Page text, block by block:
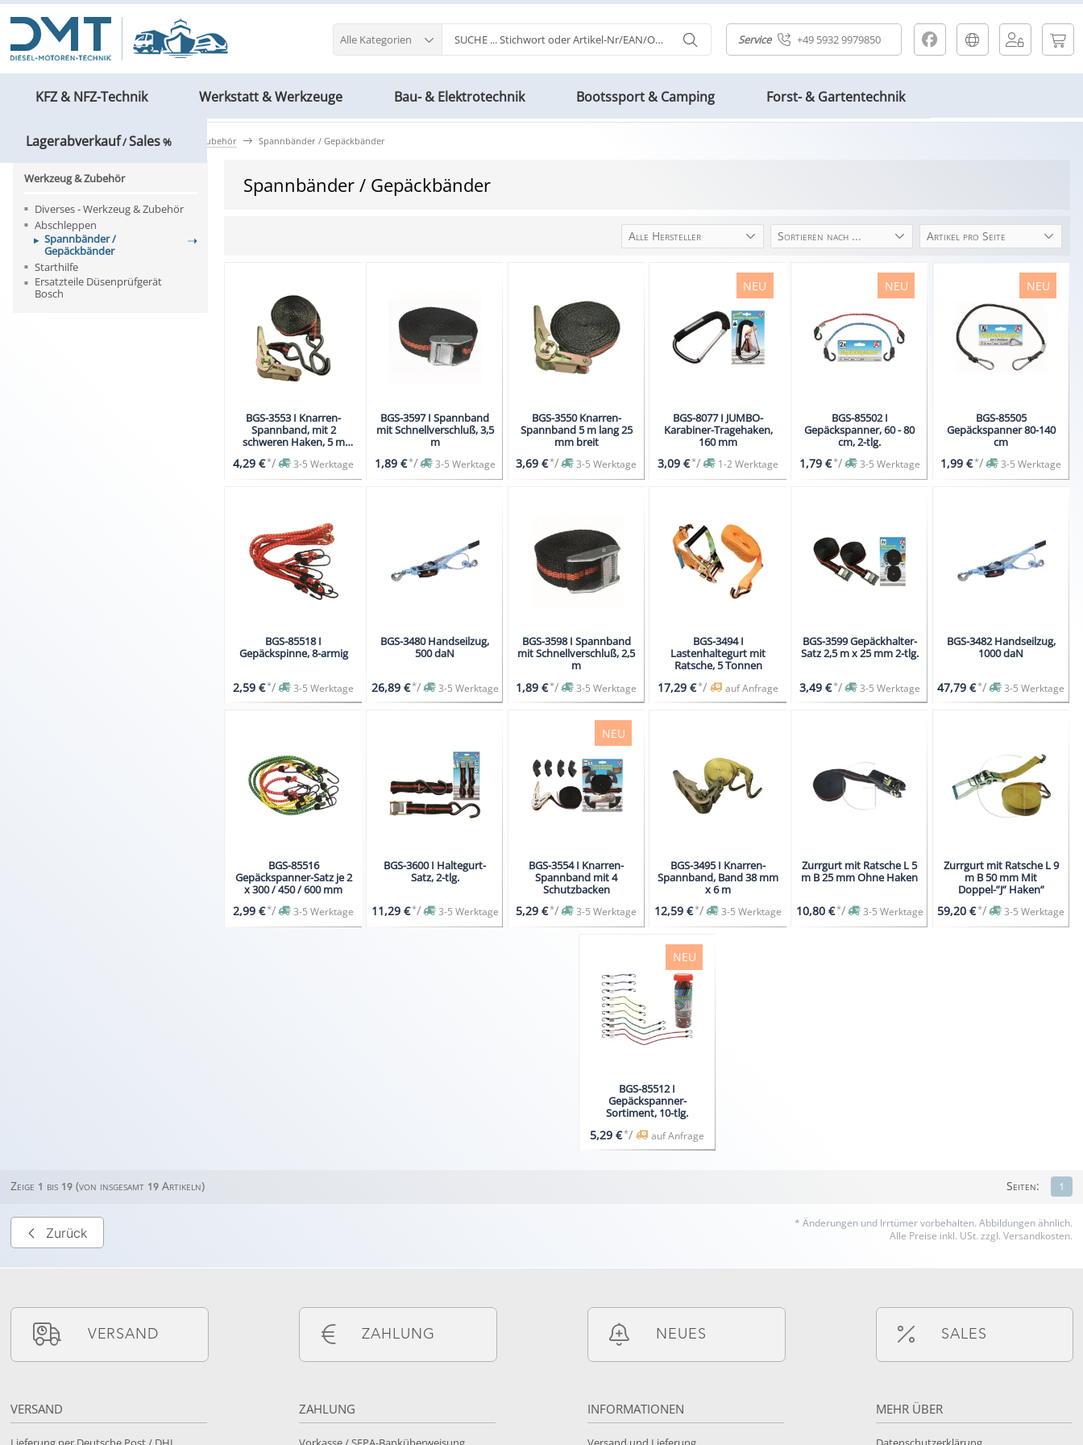
Service +49 5932 9979850
Alle Kategorien
KFZ & NFZ-Technik Werkstatt & Werkzeuge Bau- & Elektrotechnik Bootssport & Camping Forst- & Gartentechnik
Lagerabverkauf/Sales%
KFZ & NFZ-Technik Werkzeug & Zubehör Spannbänder / Gepäckbänder
Werkzeug & Zubehör
Diverses - Werkzeug & Zubehör
Abschleppen
Spannbänder /
Gepäckbänder
Starthilfe
Ersatzteile Düsenprüfgerät
Bosch
Spannbänder / Gepäckbänder
Alle Hersteller Sortieren nach ... Artikel pro Seite
BGS-3553 I Knarren-
Spannband, mit 2
schweren Haken, 5 m
4,29 €*/ 3-5 Werktage
BGS-3597 I Spannband
mit Schnellverschluß, 3,5
m
1,89 €*/ 3-5 Werktage
BGS-3550 Knarren-
Spannband 5 m lang 25
mm breit
3,69 €*/ 3-5 Werktage
BGS-8077 I JUMBO-
Karabiner-Tragehaken,
160 mm
3,09 €*/ 1-2 Werktage
NEU
BGS-85502 I
Gepäckspanner, 60 - 80
cm, 2-tlg.
1,79 €*/ 3-5 Werktage
NEU
BGS-85505
Gepäckspanner 80-140
cm
1,99 €*/ 3-5 Werktage
NEU
BGS-85518 I
Gepäckspinne, 8-armig
2,59 €*/ 3-5 Werktage
BGS-3480 Handseilzug,
500 daN
26,89 €*/ 3-5 Werktage
BGS-3598 I Spannband
mit Schnellverschluß, 2,5
m
1,89 €*/ 3-5 Werktage
BGS-3494 I
Lastenhaltegurt mit
Ratsche, 5 Tonnen
17,29 €*/ auf Anfrage
BGS-3599 Gepäckhalter-
Satz 2,5 m x 25 mm 2-tlg.
3,49 €*/ 3-5 Werktage
BGS-3482 Handseilzug,
1000 daN
47,79 €*/ 3-5 Werktage
BGS-85516
Gepäckspanner-Satz je 2
x 300 / 450 / 600 mm
2,99 €*/ 3-5 Werktage
BGS-3600 I Haltegurt-
Satz, 2-tlg.
11,29 €*/ 3-5 Werktage
BGS-3554 I Knarren-
Spannband mit 4
Schutzbacken
5,29 €*/ 3-5 Werktage
NEU
BGS-3495 I Knarren-
Spannband, Band 38 mm
x 6 m
12,59 €*/ 3-5 Werktage
Zurrgurt mit Ratsche L 5
m B 25 mm Ohne Haken
10,80 €*/ 3-5 Werktage
Zurrgurt mit Ratsche L 9
m B 50 mm Mit
Doppel-”J” Haken”
59,20 €*/ 3-5 Werktage
BGS-85512 I
Gepäckspanner-
Sortiment, 10-tlg.
5,29 €*/ auf Anfrage
NEU
Zeige 1 bis 19 (von insgesamt 19 Artikeln) 1
Seiten:
Zurück
* Änderungen und Irrtümer vorbehalten. Abbildungen ähnlich.
Alle Preise inkl. USt. zzgl. Versandkosten.
VERSAND
VERSAND
ZAHLUNG
ZAHLUNG
NEUES
INFORMATIONEN
SALES
MEHR ÜBER